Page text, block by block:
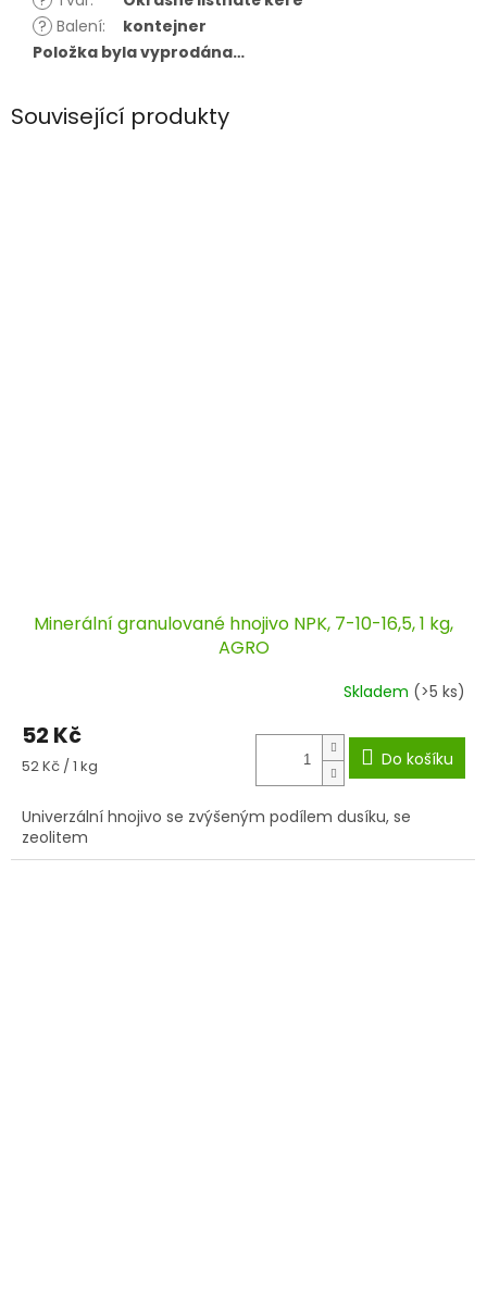
? Balení:
kontejner
Položka byla vyprodána…
Související produkty
Minerální granulované hnojivo NPK, 7-10-16,5, 1 kg,
AGRO
Skladem (>5 ks)
52 Kč
Měrná
52 Kč / 1 kg Do košíku
Univerzální hnojivo se zvýšeným podílem dusíku, se
zeolitem